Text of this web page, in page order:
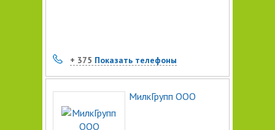
+ 375 Показать телефоны
МилкГрупп ООО